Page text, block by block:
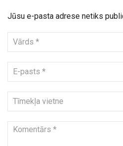
Jūsu e-pasta adrese netiks